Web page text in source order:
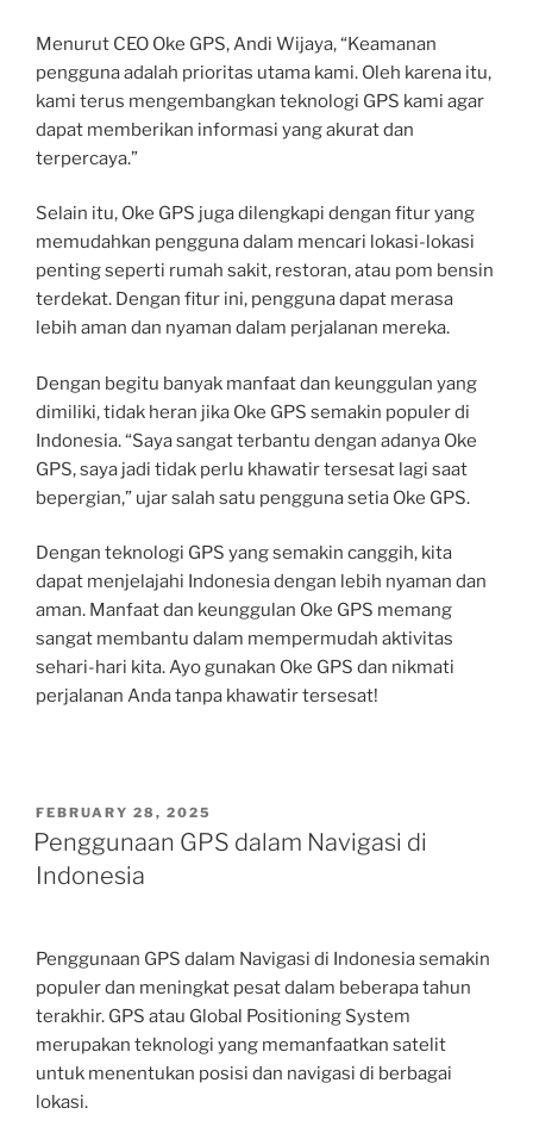
Menurut CEO Oke GPS, Andi Wijaya, “Keamanan
pengguna adalah prioritas utama kami. Oleh karena itu,
kami terus mengembangkan teknologi GPS kami agar
dapat memberikan informasi yang akurat dan
terpercaya.”
Selain itu, Oke GPS juga dilengkapi dengan fitur yang
memudahkan pengguna dalam mencari lokasi-lokasi
penting seperti rumah sakit, restoran, atau pom bensin
terdekat. Dengan fitur ini, pengguna dapat merasa
lebih aman dan nyaman dalam perjalanan mereka.
Dengan begitu banyak manfaat dan keunggulan yang
dimiliki, tidak heran jika Oke GPS semakin populer di
Indonesia. “Saya sangat terbantu dengan adanya Oke
GPS, saya jadi tidak perlu khawatir tersesat lagi saat
bepergian,” ujar salah satu pengguna setia Oke GPS.
Dengan teknologi GPS yang semakin canggih, kita
dapat menjelajahi Indonesia dengan lebih nyaman dan
aman. Manfaat dan keunggulan Oke GPS memang
sangat membantu dalam mempermudah aktivitas
sehari-hari kita. Ayo gunakan Oke GPS dan nikmati
perjalanan Anda tanpa khawatir tersesat!
POSTED
ON
FEBRUARY 28, 2025
Penggunaan GPS dalam Navigasi di
Indonesia
Penggunaan GPS dalam Navigasi di Indonesia semakin
populer dan meningkat pesat dalam beberapa tahun
terakhir. GPS atau Global Positioning System
merupakan teknologi yang memanfaatkan satelit
untuk menentukan posisi dan navigasi di berbagai
lokasi.